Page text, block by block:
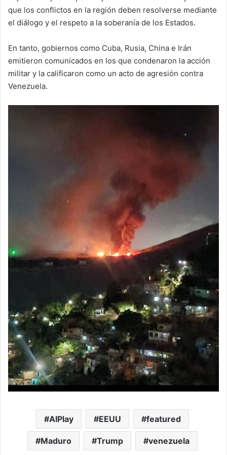
que los conflictos en la región deben resolverse mediante
el diálogo y el respeto a la soberanía de los Estados.
En tanto, gobiernos como Cuba, Rusia, China e Irán
emitieron comunicados en los que condenaron la acción
militar y la calificaron como un acto de agresión contra
Venezuela.
AIPlay EEUU featured
Maduro Trump venezuela